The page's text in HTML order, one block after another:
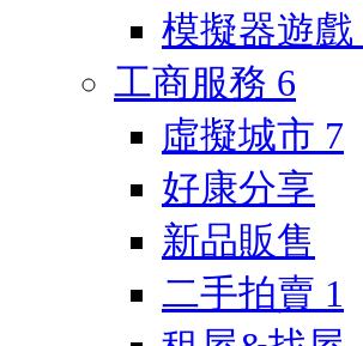
模擬器遊戲
工商服務 6
虛擬城市 7
好康分享
新品販售
二手拍賣 1